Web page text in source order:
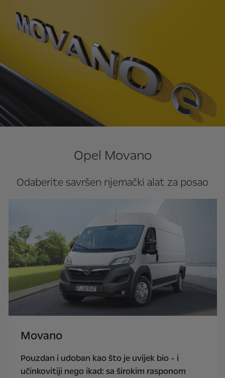
Opel Movano
Odaberite savršen njemački alat za posao
Movano
Pouzdan i udoban kao što je uvijek bio - i
učinkovitiji nego ikad: sa širokim rasponom